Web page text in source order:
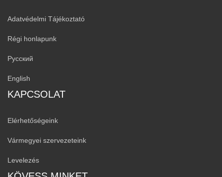
Adatvédelmi Tájékoztató
Régi honlapunk
Русский
English
KAPCSOLAT
Elérhetőségeink
Vármegyei szervezeteink
Levelezés